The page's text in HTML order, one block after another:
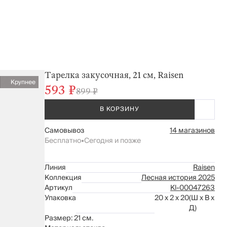
Крупнее
Тарелка закусочная, 21 см, Raisen
593 ₽899 ₽
В КОРЗИНУ
Самовывоз
14 магазинов
Бесплатно•Сегодня и позже
Линия
Raisen
Коллекция
Лесная история 2025
Артикул
Kl-00047263
Упаковка
20 x 2 x 20(Ш x В x
Д)
Размер: 21 см.